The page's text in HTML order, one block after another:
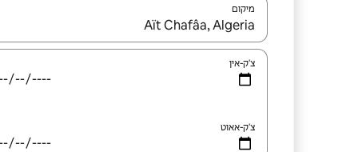
מיקום
כאשר התוצאות יהיו זמינות, יש לנווט עם מקשי החיצים
צ'ק-אין
צ'ק-אאוט